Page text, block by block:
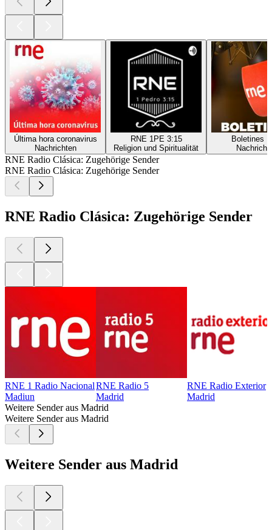
Última hora coronavirus
Nachrichten
RNE 1PE 3:15
Religion und Spiritualität
Boletines
RNE Radio Clásica: Zugehörige Sender
RNE Radio Clásica: Zugehörige Sender
RNE Radio Clásica: Zugehörige Sender
RNE 1 Radio Nacional
Madiun
RNE Radio 5
Madrid
RNE Radio Exterior
Madrid
Weitere Sender aus Madrid
Weitere Sender aus Madrid
Weitere Sender aus Madrid